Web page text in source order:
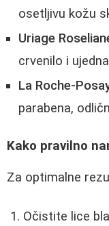
osetljivu kožu
Uriage
crvenilo i
La Roche-
parabena,
Kako pravilno
Za optimalne
Očistite lice